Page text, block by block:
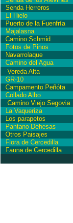
Senda Herreros
El Hielo
Puerto de la Fuenfría
Majalasna
Camino Schmid
Fotos de Pinos
Navarrolaque
Camino del Agua
Vereda Alta
GR-10
Campamento Peñóta
Collado Albo
Camino Viejo Segovia
La Vaqueriza
Los parapetos
Pantano Dehesas
Otros Paisajes
Flora de Cercedilla
Fauna de Cercedilla